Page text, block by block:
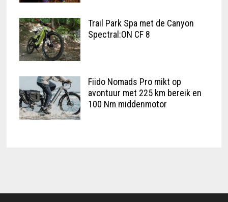
Trail Park Spa met de Canyon
Spectral:ON CF 8
Fiido Nomads Pro mikt op
avontuur met 225 km bereik en
100 Nm middenmotor